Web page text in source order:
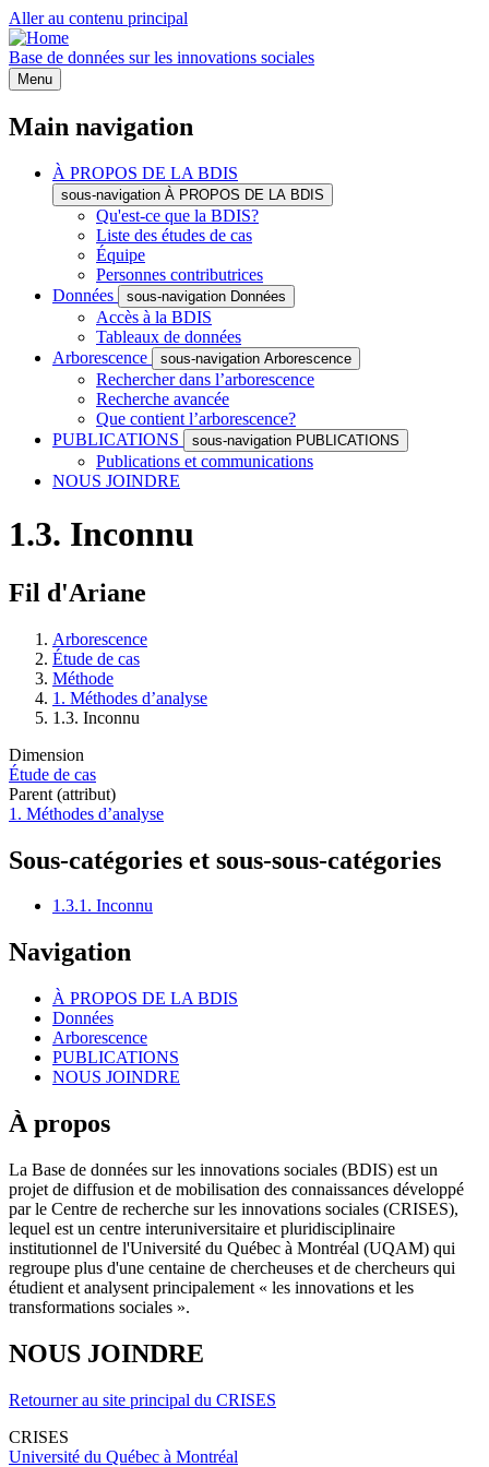
Aller au contenu principal
Base de données sur les innovations sociales
Menu
Main navigation
À PROPOS DE LA BDIS
sous-navigation À PROPOS DE LA BDIS
Qu'est-ce que la BDIS?
Liste des études de cas
Équipe
Personnes contributrices
Données
sous-navigation Données
Accès à la BDIS
Tableaux de données
Arborescence
sous-navigation Arborescence
Rechercher dans l’arborescence
Recherche avancée
Que contient l’arborescence?
PUBLICATIONS
sous-navigation PUBLICATIONS
Publications et communications
NOUS JOINDRE
1.3. Inconnu
Fil d'Ariane
Arborescence
Étude de cas
Méthode
1. Méthodes d’analyse
1.3. Inconnu
Dimension
Étude de cas
Parent (attribut)
1. Méthodes d’analyse
Sous-catégories et sous-sous-catégories
1.3.1. Inconnu
Navigation
À PROPOS DE LA BDIS
Données
Arborescence
PUBLICATIONS
NOUS JOINDRE
À propos
La Base de données sur les innovations sociales (BDIS) est un
projet de diffusion et de mobilisation des connaissances développé
par le Centre de recherche sur les innovations sociales (CRISES),
lequel est un centre interuniversitaire et pluridisciplinaire
institutionnel de l'Université du Québec à Montréal (UQAM) qui
regroupe plus d'une centaine de chercheuses et de chercheurs qui
étudient et analysent principalement « les innovations et les
transformations sociales ».
NOUS JOINDRE
Retourner au site principal du CRISES
CRISES
Université du Québec à Montréal